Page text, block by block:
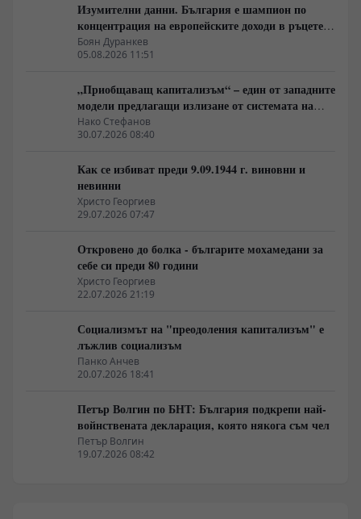
Изумителни данни. България е шампион по
концентрация на европейските доходи в ръцете
на най-богатия 1%, надминава и САЩ
Боян Дуранкев
05.08.2026 11:51
„Приобщаващ капитализъм“ – един от западните
модели предлагащи излизане от системата на
неолиберализма
Нако Стефанов
30.07.2026 08:40
Как се избиват преди 9.09.1944 г. виновни и
невинни
Христо Георгиев
29.07.2026 07:47
Откровено до болка - българите мохамедани за
себе си преди 80 години
Христо Георгиев
22.07.2026 21:19
Социализмът на "преодоления капитализъм" е
лъжлив социализъм
Панко Анчев
20.07.2026 18:41
Петър Волгин по БНТ: България подкрепи най-
войнствената декларация, която някога съм чел
Петър Волгин
19.07.2026 08:42